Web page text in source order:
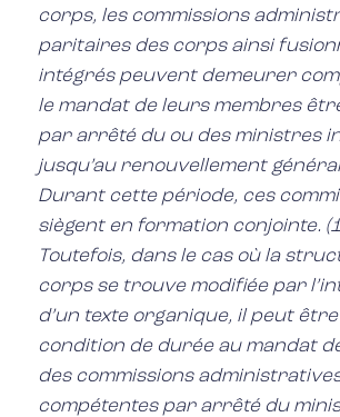
corps, les commissions
paritaires des corps ainsi
intégrés peuvent demeurer
le mandat de leurs membres
par arrêté du ou des ministres
jusqu’au renouvellement
Durant cette période, ces
siègent en formation conjointe.
Toutefois, dans le cas où la
corps se trouve modifiée par
d’un texte organique, il peut
condition de durée au mandat
des commissions
compétentes par arrêté du